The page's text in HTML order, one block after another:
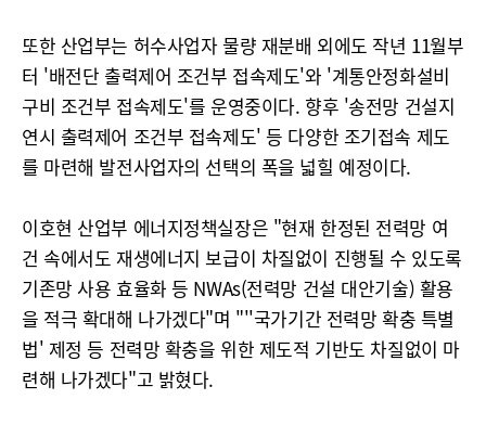
또한 산업부는 허수사업자 물량 재분배 외에도 작년 11월부
터 '배전단 출력제어 조건부 접속제도'와 '계통안정화설비
구비 조건부 접속제도'를 운영중이다. 향후 '송전망 건설지
연시 출력제어 조건부 접속제도' 등 다양한 조기접속 제도
를 마련해 발전사업자의 선택의 폭을 넓힐 예정이다.
이호현 산업부 에너지정책실장은 "현재 한정된 전력망 여
건 속에서도 재생에너지 보급이 차질없이 진행될 수 있도록
기존망 사용 효율화 등 NWAs(전력망 건설 대안기술) 활용
을 적극 확대해 나가겠다"며 "''국가기간 전력망 확충 특별
법' 제정 등 전력망 확충을 위한 제도적 기반도 차질없이 마
련해 나가겠다"고 밝혔다.